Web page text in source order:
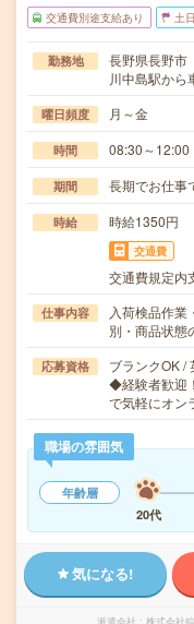
交通費別途支給あり 土
勤務地
長野県長野市
川中島駅から
曜日頻度 月～金
時間 08:30～12:00
期間 長期でお仕事
時給 時給1350円
交通費
交通費規定内
仕事内容
入荷検品作
別・商品状
応募資格
ブランクOK /
◆経験者歓迎
で気軽にオ
職場の雰囲気
年齢層
20代
気になる!